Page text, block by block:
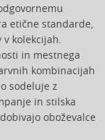
etične standarde,
kolekcijah.
in mestnega
kombinacijah
sodeluje z
in stilska
oboževalce